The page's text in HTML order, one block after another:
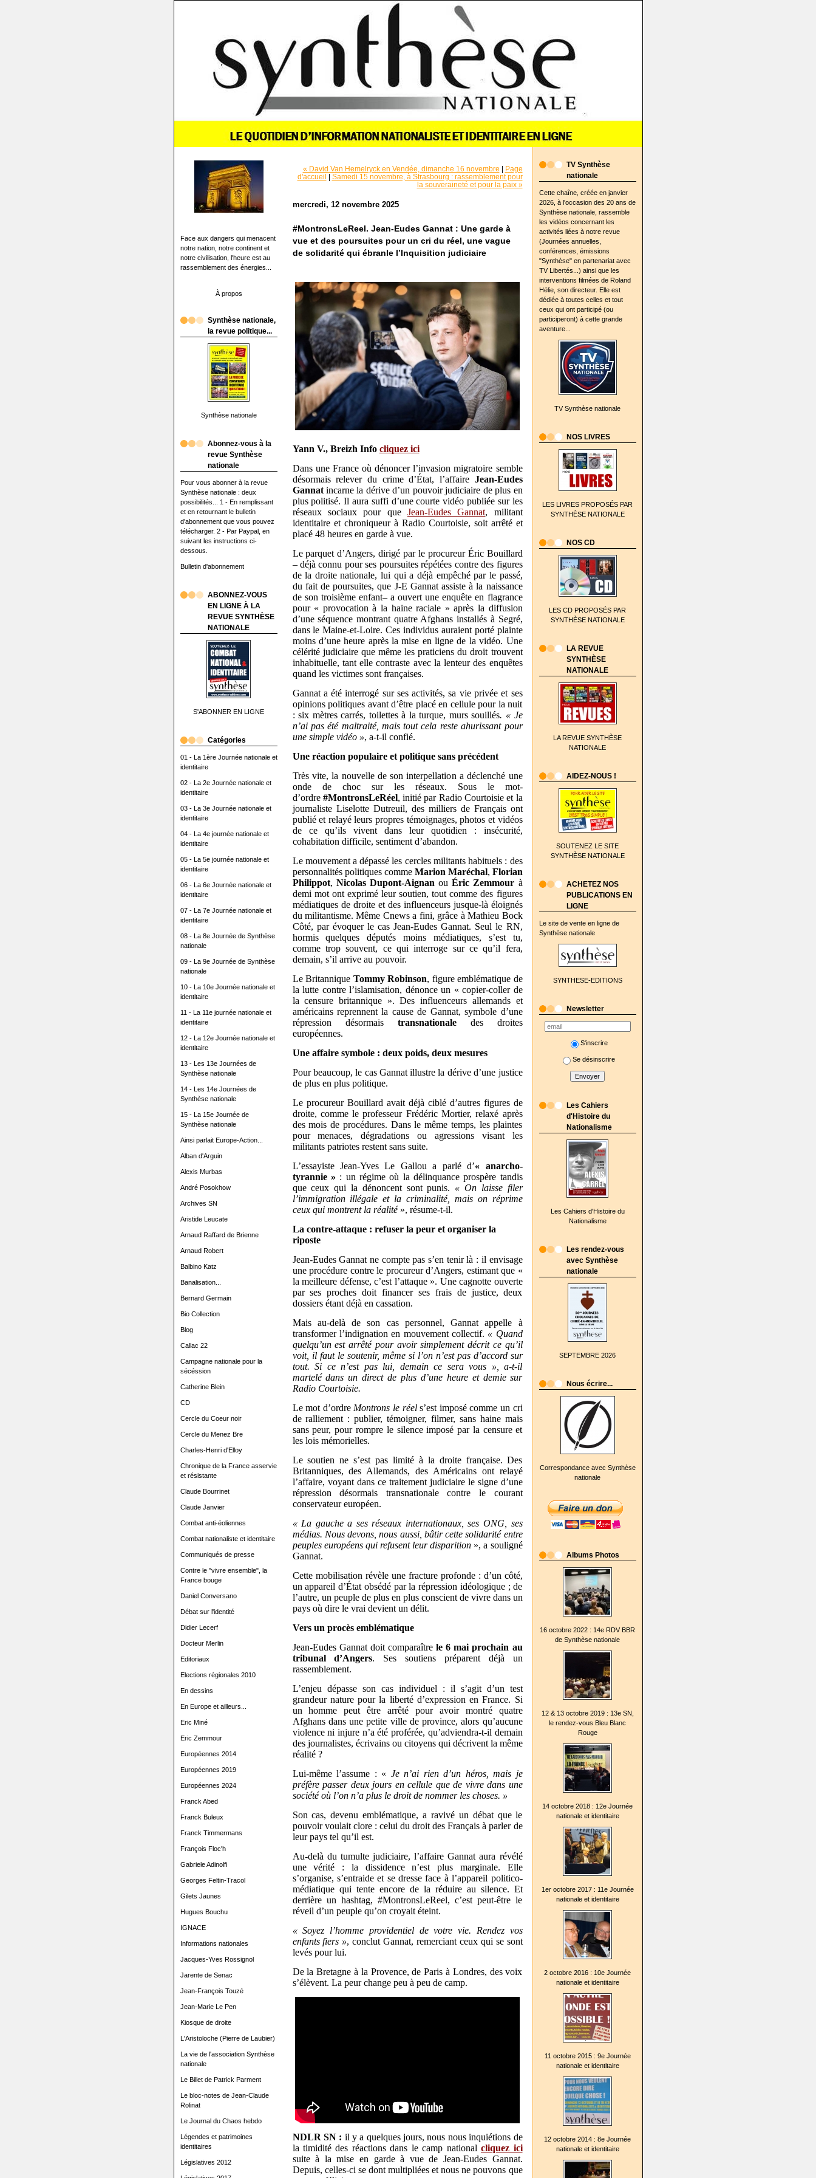
Face aux dangers qui menacent
notre nation, notre continent et
notre civilisation, l'heure est au
rassemblement des énergies...
À propos
Synthèse nationale,
la revue politique...
Synthèse nationale
Abonnez-vous à la
revue Synthèse
nationale
Pour vous abonner à la revue
Synthèse nationale : deux
possibilités... 1 - En remplissant
et en retournant le bulletin
d'abonnement que vous pouvez
télécharger. 2 - Par Paypal, en
suivant les instructions ci-
dessous.
Bulletin d'abonnement
ABONNEZ-VOUS
EN LIGNE À LA
REVUE SYNTHÈSE
NATIONALE
S'ABONNER EN LIGNE
Catégories
01 - La 1ère Journée nationale et
identitaire
02 - La 2e Journée nationale et
identitaire
03 - La 3e Journée nationale et
identitaire
04 - La 4e journée nationale et
identitaire
05 - La 5e journée nationale et
identitaire
06 - La 6e Journée nationale et
identitaire
07 - La 7e Journée nationale et
identitaire
08 - La 8e Journée de Synthèse
nationale
09 - La 9e Journée de Synthèse
nationale
10 - La 10e Journée nationale et
identitaire
11 - La 11e journée nationale et
identitaire
12 - La 12e Journée nationale et
identitaire
13 - Les 13e Journées de
Synthèse nationale
14 - Les 14e Journées de
Synthèse nationale
15 - La 15e Journée de
Synthèse nationale
Ainsi parlait Europe-Action...
Alban d'Arguin
Alexis Murbas
André Posokhow
Archives SN
Aristide Leucate
Arnaud Raffard de Brienne
Arnaud Robert
Balbino Katz
Banalisation...
Bernard Germain
Bio Collection
Blog
Callac 22
Campagne nationale pour la
sécéssion
Catherine Blein
CD
Cercle du Coeur noir
Cercle du Menez Bre
Charles-Henri d'Elloy
Chronique de la France asservie
et résistante
Claude Bourrinet
Claude Janvier
Combat anti-éoliennes
Combat nationaliste et identitaire
Communiqués de presse
Contre le "vivre ensemble", la
France bouge
Daniel Conversano
Débat sur l'identité
Didier Lecerf
Docteur Merlin
Editoriaux
Elections régionales 2010
En dessins
En Europe et ailleurs...
Eric Miné
Eric Zemmour
Européennes 2014
Européennes 2019
Européennes 2024
Franck Abed
Franck Buleux
Franck Timmermans
François Floc'h
Gabriele Adinolfi
Georges Feltin-Tracol
Gilets Jaunes
Hugues Bouchu
IGNACE
Informations nationales
Jacques-Yves Rossignol
Jarente de Senac
Jean-François Touzé
Jean-Marie Le Pen
Kiosque de droite
L'Aristoloche (Pierre de Laubier)
La vie de l'association Synthèse
nationale
Le Billet de Patrick Parment
Le bloc-notes de Jean-Claude
Rolinat
Le Journal du Chaos hebdo
Légendes et patrimoines
identitaires
Législatives 2012
TV Synthèse
nationale
Cette chaîne, créée en janvier
2026, à l'occasion des 20 ans de
Synthèse nationale, rassemble
les vidéos concernant les
activités liées à notre revue
(Journées annuelles,
conférences, émissions
"Synthèse" en partenariat avec
TV Libertés...) ainsi que les
interventions filmées de Roland
Hélie, son directeur. Elle est
dédiée à toutes celles et tout
ceux qui ont participé (ou
participeront) à cette grande
aventure...
TV Synthèse nationale
NOS LIVRES
LES LIVRES PROPOSÉS PAR
SYNTHÈSE NATIONALE
NOS CD
LES CD PROPOSÉS PAR
SYNTHÈSE NATIONALE
LA REVUE
SYNTHÈSE
NATIONALE
LA REVUE SYNTHÈSE
NATIONALE
AIDEZ-NOUS !
SOUTENEZ LE SITE
SYNTHÈSE NATIONALE
ACHETEZ NOS
PUBLICATIONS EN
LIGNE
Le site de vente en ligne de
Synthèse nationale
SYNTHESE-EDITIONS
Newsletter
S'inscrire
Se désinscrire
Les Cahiers
d'Histoire du
Nationalisme
Les Cahiers d'Histoire du
Nationalisme
Les rendez-vous
avec Synthèse
nationale
SEPTEMBRE 2026
Nous écrire...
Correspondance avec Synthèse
nationale
Albums Photos
16 octobre 2022 : 14e RDV BBR
de Synthèse nationale
12 & 13 octobre 2019 : 13e SN,
le rendez-vous Bleu Blanc
Rouge
14 octobre 2018 : 12e Journée
nationale et identitaire
1er octobre 2017 : 11e Journée
nationale et identitaire
2 octobre 2016 : 10e Journée
nationale et identitaire
11 octobre 2015 : 9e Journée
nationale et identitaire
12 octobre 2014 : 8e Journée
nationale et identitaire
« David Van Hemelryck en Vendée, dimanche 16 novembre | Page
d'accueil | Samedi 15 novembre, à Strasbourg : rassemblement pour
la souveraineté et pour la paix »
mercredi, 12 novembre 2025
#MontronsLeReel. Jean-Eudes Gannat : Une garde à
vue et des poursuites pour un cri du réel, une vague
de solidarité qui ébranle l’Inquisition judiciaire
Yann V., Breizh Info cliquez ici
Dans une France où dénoncer l’invasion migratoire semble
désormais relever du crime d’État, l’affaire Jean-Eudes
Gannatincarne la dérive d’un pouvoir judiciaire de plus en
plus politisé. Il aura suffi d’une courte vidéo publiée sur les
réseaux sociaux pour que Jean-Eudes Gannat, militant
identitaire et chroniqueur à Radio Courtoisie, soit arrêté et
placé 48 heures en garde à vue.
Le parquet d’Angers, dirigé par le procureur Éric Bouillard
– déjà connu pour ses poursuites répétées contre des figures
de la droite nationale, lui qui a déjà empêché par le passé,
du fait de poursuites, que J-E Gannat assiste à la naissance
de son troisième enfant– a ouvert une enquête en flagrance
pour « provocation à la haine raciale » après la diffusion
d’une séquence montrant quatre Afghans installés à Segré,
dans le Maine-et-Loire. Ces individus auraient porté plainte
moins d’une heure après la mise en ligne de la vidéo. Une
célérité judiciaire que même les praticiens du droit trouvent
inhabituelle, tant elle contraste avec la lenteur des enquêtes
quand les victimes sont françaises.
Gannat a été interrogé sur ses activités, sa vie privée et ses
opinions politiques avant d’être placé en cellule pour la nuit
: six mètres carrés, toilettes à la turque, murs souillés. « Je
n’ai pas été maltraité, mais tout cela reste ahurissant pour
une simple vidéo », a-t-il confié.
Une réaction populaire et politique sans précédent
Très vite, la nouvelle de son interpellation a déclenché une
onde de choc sur les réseaux. Sous le mot-
d’ordre #MontronsLeRéel, initié par Radio Courtoisie et la
journaliste Liselotte Dutreuil, des milliers de Français ont
publié et relayé leurs propres témoignages, photos et vidéos
de ce qu’ils vivent dans leur quotidien : insécurité,
cohabitation difficile, sentiment d’abandon.
Le mouvement a dépassé les cercles militants habituels : des
personnalités politiques comme Marion Maréchal, Florian
Philippot, Nicolas Dupont-AignanouÉric Zemmour à
demi mot ont exprimé leur soutien, tout comme des figures
médiatiques de droite et des influenceurs jusque-là éloignés
du militantisme. Même Cnews a fini, grâce à Mathieu Bock
Côté, par évoquer le cas Jean-Eudes Gannat. Seul le RN,
hormis quelques députés moins médiatiques, s’est tu,
comme trop souvent, ce qui interroge sur ce qu’il fera,
demain, s’il arrive au pouvoir.
Le Britannique Tommy Robinson, figure emblématique de
la lutte contre l’islamisation, dénonce un « copier-coller de
la censure britannique ». Des influenceurs allemands et
américains reprennent la cause de Gannat, symbole d’une
répression désormais transnationaledes droites
européennes.
Une affaire symbole : deux poids, deux mesures
Pour beaucoup, le cas Gannat illustre la dérive d’une justice
de plus en plus politique.
Le procureur Bouillard avait déjà ciblé d’autres figures de
droite, comme le professeur Frédéric Mortier, relaxé après
des mois de procédures. Dans le même temps, les plaintes
pour menaces, dégradations ou agressions visant les
militants patriotes restent sans suite.
L’essayiste Jean-Yves Le Gallou a parlé d’« anarcho-
tyrannie » : un régime où la délinquance prospère tandis
que ceux qui la dénoncent sont punis. « On laisse filer
l’immigration illégale et la criminalité, mais on réprime
ceux qui montrent la réalité», résume-t-il.
La contre-attaque : refuser la peur et organiser la
riposte
Jean-Eudes Gannat ne compte pas s’en tenir là : il envisage
une procédure contre le procureur d’Angers, estimant que «
la meilleure défense, c’est l’attaque ». Une cagnotte ouverte
par ses proches doit financer ses frais de justice, deux
dossiers étant déjà en cassation.
Mais au-delà de son cas personnel, Gannat appelle à
transformer l’indignation en mouvement collectif. « Quand
quelqu’un est arrêté pour avoir simplement décrit ce qu’il
voit, il faut le soutenir, même si l’on n’est pas d’accord sur
tout. Si ce n’est pas lui, demain ce sera vous », a-t-il
martelé dans un direct de plus d’une heure et demie sur
Radio Courtoisie.
Le mot d’ordreMontrons le réels’est imposé comme un cri
de ralliement : publier, témoigner, filmer, sans haine mais
sans peur, pour rompre le silence imposé par la censure et
les lois mémorielles.
Le soutien ne s’est pas limité à la droite française. Des
Britanniques, des Allemands, des Américains ont relayé
l’affaire, voyant dans ce traitement judiciaire le signe d’une
répression désormais transnationale contre le courant
conservateur européen.
« La gauche a ses réseaux internationaux, ses ONG, ses
médias. Nous devons, nous aussi, bâtir cette solidarité entre
peuples européens qui refusent leur disparition », a souligné
Gannat.
Cette mobilisation révèle une fracture profonde : d’un côté,
un appareil d’État obsédé par la répression idéologique ; de
l’autre, un peuple de plus en plus conscient de vivre dans un
pays où dire le vrai devient un délit.
Vers un procès emblématique
Jean-Eudes Gannat doit comparaître le 6 mai prochain au
tribunal d’Angers. Ses soutiens préparent déjà un
rassemblement.
L’enjeu dépasse son cas individuel : il s’agit d’un test
grandeur nature pour la liberté d’expression en France. Si
un homme peut être arrêté pour avoir montré quatre
Afghans dans une petite ville de province, alors qu’aucune
violence ni injure n’a été proférée, qu’adviendra-t-il demain
des journalistes, écrivains ou citoyens qui décrivent la même
réalité ?
Lui-même l’assume : « Je n’ai rien d’un héros, mais je
préfère passer deux jours en cellule que de vivre dans une
société où l’on n’a plus le droit de nommer les choses. »
Son cas, devenu emblématique, a ravivé un débat que le
pouvoir voulait clore : celui du droit des Français à parler de
leur pays tel qu’il est.
Au-delà du tumulte judiciaire, l’affaire Gannat aura révélé
une vérité : la dissidence n’est plus marginale. Elle
s’organise, s’entraide et se dresse face à l’appareil politico-
médiatique qui tente encore de la réduire au silence. Et
derrière un hashtag, #MontronsLeReel, c’est peut-être le
réveil d’un peuple qu’on croyait éteint.
« Soyez l’homme providentiel de votre vie. Rendez vos
enfants fiers », conclut Gannat, remerciant ceux qui se sont
levés pour lui.
De la Bretagne à la Provence, de Paris à Londres, des voix
s’élèvent. La peur change peu à peu de camp.
NDLR SN : il y a quelques jours, nous nous inquiétions de
la timidité des réactions dans le camp nationalcliquez ici
suite à la mise en garde à vue de Jean-Eudes Gannat.
Depuis, celles-ci se dont multipliées et nous ne pouvons que